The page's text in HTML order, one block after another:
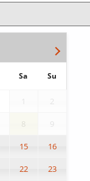
Sa Su
2
8 9
15 16
22 23